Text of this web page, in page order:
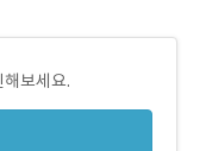
보세요.